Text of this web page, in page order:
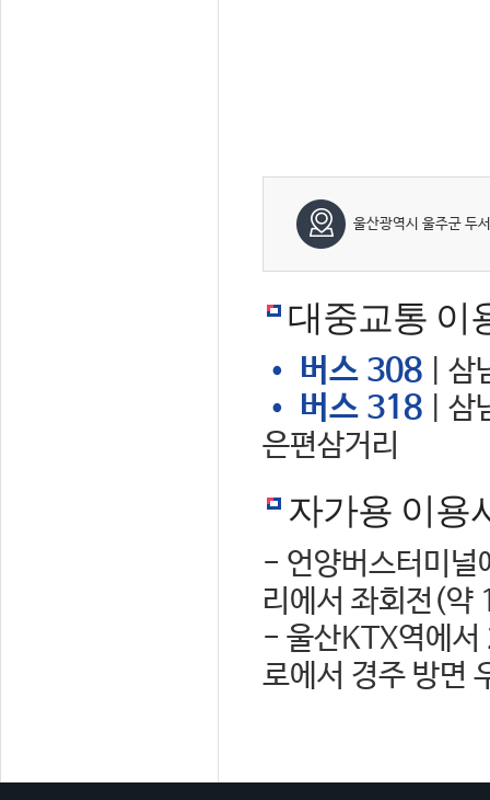
울산광역시 울주군 두
대중교통 이
• 버스 308 | 삼
• 버스 318 | 삼
은편삼거리
자가용 이용
- 언양버스터미널
리에서 좌회전(약
- 울산KTX역에서
로에서 경주 방면